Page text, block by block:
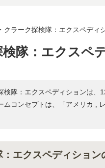
クラーク探検隊：エクスペディ
隊：エクスペ
検隊：エクスペディションは、
ムコンセプトは、「アメリカ ,
エクスペディション